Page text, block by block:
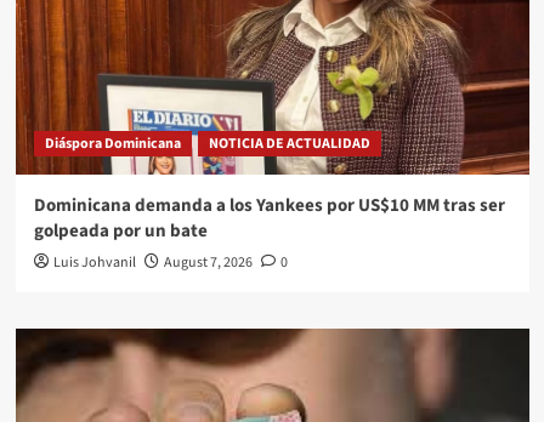
Diáspora Dominicana NOTICIA DE ACTUALIDAD
Dominicana demanda a los Yankees por US$10 MM tras ser
golpeada por un bate
Luis Johvanil August 7, 2026 0